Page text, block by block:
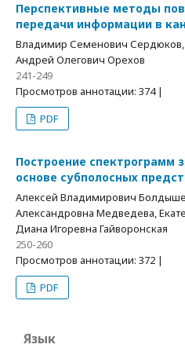
Перспективные методы
передачи информации в
Владимир Семенович Сердюков,
Андрей Олегович Орехов
241-249
Просмотров аннотации: 374 |
PDF
Построение спектрограмм
основе субполосных
Алексей Владимирович
Александровна Медведева,
Диана Игоревна Гайворонская
250-260
Просмотров аннотации: 372 |
PDF
Язык